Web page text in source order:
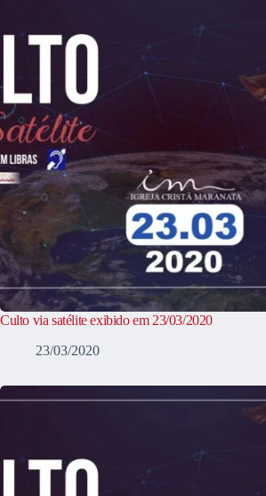
Culto via satélite exibido em 23/03/2020
23/03/2020